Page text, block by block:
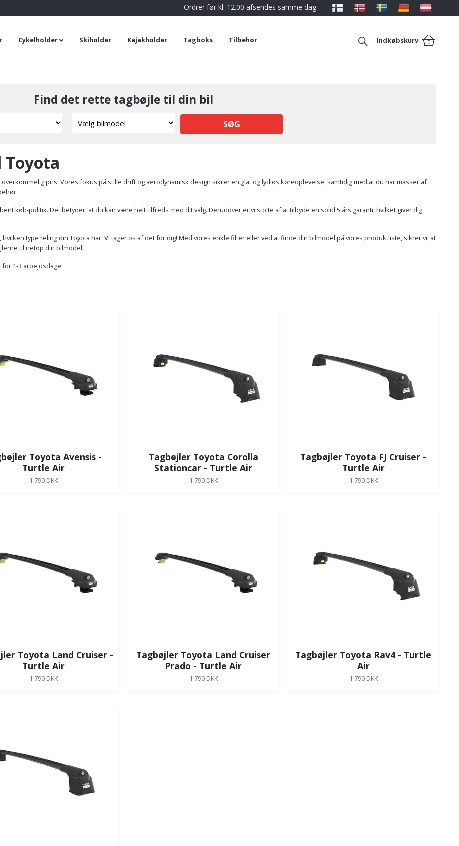
Ordrer før kl. 12.00 afsendes samme dag.
Cykelholder Skiholder Kajakholder Tagboks Tilbehør Indkøbskurv 0
Find det rette tagbøjle til din bil
SØG
Toyota
pris. Vores fokus på stille drift og aerodynamisk design sikrer en glat og lydløs køreoplevelse, samtidig med at du har masser af
køb-politik. Det betyder, at du kan være helt tilfreds med dit valg. Derudover er vi stolte af at tilbyde en solid 5 års garanti, hvilket giver dig
type reling din Toyota har. Vi tager os af det for dig! Med vores enkle filter eller ved at finde din bilmodel på vores produktliste, sikrer vi, at
til netop din bilmodel.
1-3 arbejdsdage.
Toyota Avensis -
Turtle Air
1 790 DKK
Tagbøjler Toyota Corolla
Stationcar - Turtle Air
1 790 DKK
Tagbøjler Toyota FJ Cruiser -
Turtle Air
1 790 DKK
Toyota Land Cruiser -
Turtle Air
1 790 DKK
Tagbøjler Toyota Land Cruiser
Prado - Turtle Air
1 790 DKK
Tagbøjler Toyota Rav4 - Turtle
Air
1 790 DKK